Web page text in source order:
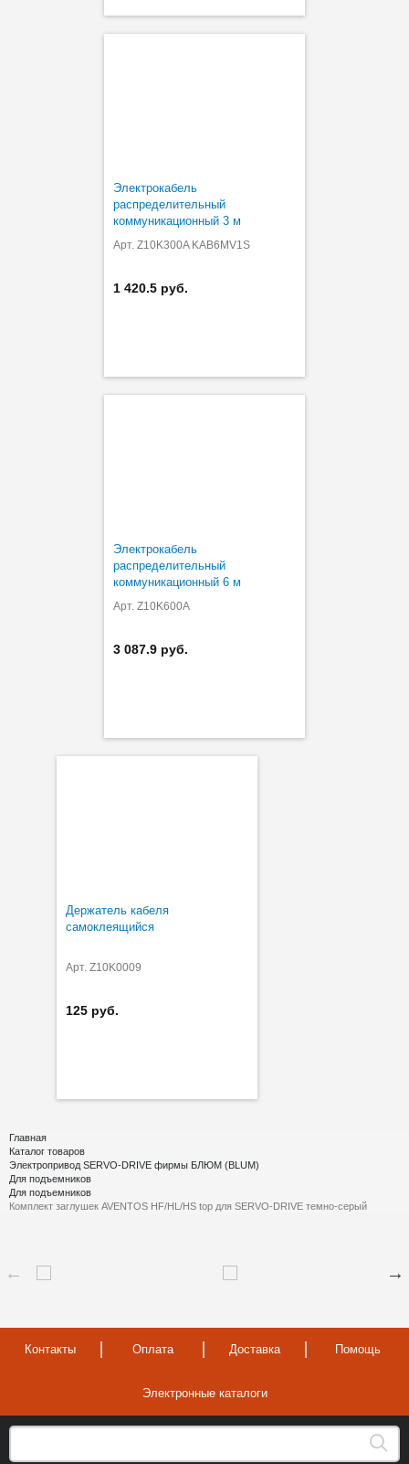
Электрокабель
распределительный
коммуникационный 3 м
Арт. Z10K300A KAB6MV1S
1 420.5 руб.
Электрокабель
распределительный
коммуникационный 6 м
Арт. Z10K600A
3 087.9 руб.
Держатель кабеля
самоклеящийся
Арт. Z10K0009
125 руб.
Главная
Каталог товаров
Электропривод SERVO-DRIVE фирмы БЛЮМ (BLUM)
Для подъемников
Для подъемников
Комплект заглушек AVENTOS HF/HL/HS top для SERVO-DRIVE темно-серый
Контакты Оплата Доставка Помощь
Электронные каталоги